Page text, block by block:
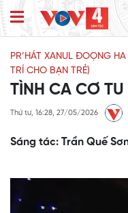
PR’HÁT XANUL ĐOỌNG
TRÍ CHO BẠN TRẺ)
TÌNH CA CƠ TU
Thứ tư, 16:28, 27/05/2026
Sáng tác: Trần Quế